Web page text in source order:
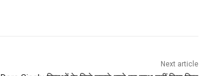
Next article